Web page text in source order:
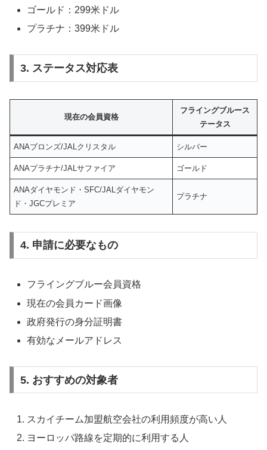
ゴールド：299米ドル
プラチナ：399米ドル
3. ステータス対応表
現在の会員資格
フライングブルース
テータス
ANAブロンズ/JALクリスタル シルバー
ANAプラチナ/JALサファイア ゴールド
ANAダイヤモンド・SFC/JALダイヤモン
ド・JGCプレミア
プラチナ
4. 申請に必要なもの
フライングブルー会員資格
現在の会員カード画像
政府発行の身分証明書
有効なメールアドレス
5. おすすめの対象者
スカイチーム加盟航空会社の利用頻度が高い人
ヨーロッパ路線を定期的に利用する人